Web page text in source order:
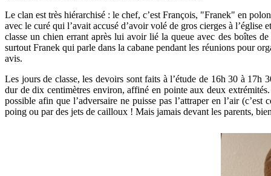
Le clan est très hiérarchisé : le chef, c’est François, "Franek" en
avec le curé qui l’avait accusé d’avoir volé de gros cierges à
classe un chien errant après lui avoir lié la queue avec des boîtes
surtout Franek qui parle dans la cabane pendant les réunions pour
avis.
Les jours de classe, les devoirs sont faits à l’étude de 16h 30 à
dur de dix centimètres environ, affiné en pointe aux deux
possible afin que l’adversaire ne puisse pas l’attraper en l’air
poing ou par des jets de cailloux ! Mais jamais devant les parents,